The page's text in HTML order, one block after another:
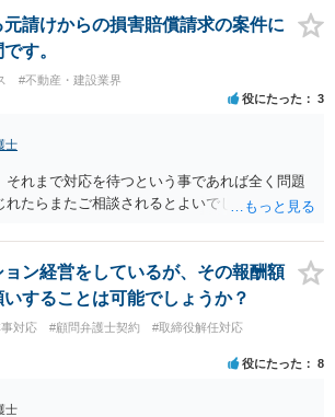
の問題 ③クライアントが誤って簡易課税届出書
、税理士が課税方式の確認をしなかった問題 と
①については、 税理士が責任を持つのは契約に
定されるのが原則です。 サービスとして委任
た結果、その責任を負う場合もゼロではあり
るハードルはかなり上がります。 ②について
務所では事務員が顧客対応することが多いと聞
ールに税理士が参加していないことや直接面談
賠償請求の理由とすることは現実問題として
ます。 ③については、 税理士が、契約上の委任
ービスで実施していた場合は、税理士側から積
しなければならないという程度の注意義務は認
いかと思います。 もっとも、顧問契約締結当初
談についても依頼しており委任事務に含まれて
ある場合には、上記より幾分有利に進められ
詳細な検討は、個別に法律事務所に問い合わせ
でしょう。
請けからの損害賠償請求の案件に
す。
#不動産・建設業界
役にたった 3
士
それまで対応を待つという事であれば全く問題
れたらまたご相談されるとよいでしょう。
ョン経営をしているが、その報酬額
することは可能でしょうか？
対応 #顧問弁護士契約
#取締役解任対応
役にたった 8
士